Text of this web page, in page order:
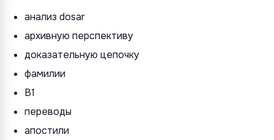
анализ dosar
архивную перспективу
доказательную цепочку
фамилии
B1
переводы
апостили